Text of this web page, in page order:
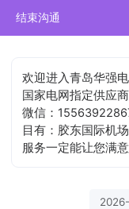
结束沟通
欢迎进入青岛华强
国家电网指定供应
微信：
目有：胶东国际机
服务一定能让您满